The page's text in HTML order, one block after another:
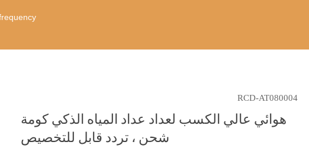
RCD-AT080004
هوائي عالي الكسب لعداد عداد المياه الذكي كومة
شحن ، تردد قابل للتخصيص